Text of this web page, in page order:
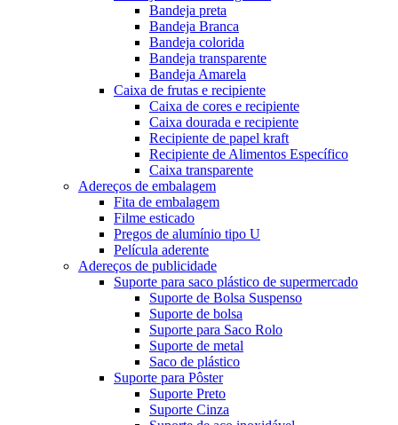
Bandeja preta
Bandeja Branca
Bandeja colorida
Bandeja transparente
Bandeja Amarela
Caixa de frutas e recipiente
Caixa de cores e recipiente
Caixa dourada e recipiente
Recipiente de papel kraft
Recipiente de Alimentos Específico
Caixa transparente
Adereços de embalagem
Fita de embalagem
Filme esticado
Pregos de alumínio tipo U
Película aderente
Adereços de publicidade
Suporte para saco plástico de supermercado
Suporte de Bolsa Suspenso
Suporte de bolsa
Suporte para Saco Rolo
Suporte de metal
Saco de plástico
Suporte para Pôster
Suporte Preto
Suporte Cinza